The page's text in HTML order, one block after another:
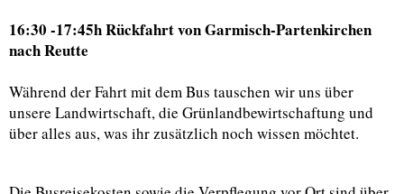
16:30 -17:45h Rückfahrt von Garmisch-Partenkirchen
nach Reutte
Während der Fahrt mit dem Bus tauschen wir uns über
unsere Landwirtschaft, die Grünlandbewirtschaftung und
über alles aus, was ihr zusätzlich noch wissen möchtet.